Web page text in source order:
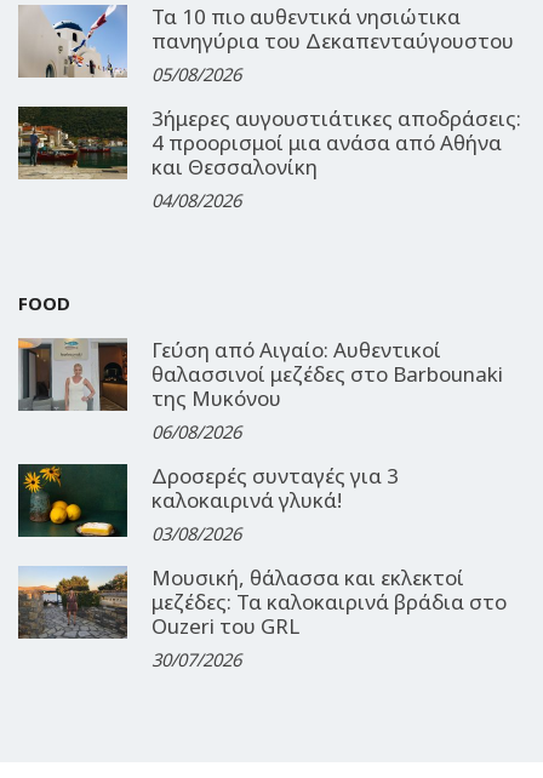
Τα 10 πιο αυθεντικά νησιώτικα
πανηγύρια του Δεκαπενταύγουστου
05/08/2026
3ήμερες αυγουστιάτικες αποδράσεις:
4 προορισμοί μια ανάσα από Αθήνα
και Θεσσαλονίκη
04/08/2026
FOOD
Γεύση από Αιγαίο: Αυθεντικοί
θαλασσινοί μεζέδες στο Barbounaki
της Μυκόνου
06/08/2026
Δροσερές συνταγές για 3
καλοκαιρινά γλυκά!
03/08/2026
Μουσική, θάλασσα και εκλεκτοί
μεζέδες: Τα καλοκαιρινά βράδια στο
Ouzeri του GRL
30/07/2026